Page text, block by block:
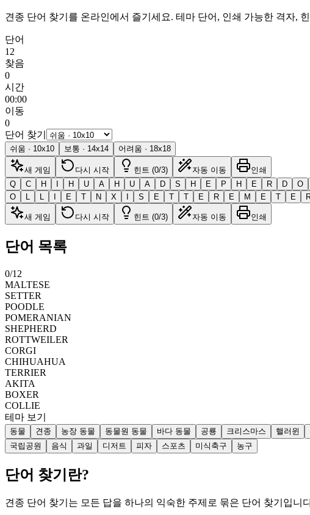
견종 단어 찾기를 온라인에서 즐기세요. 테마 단어, 인쇄 가능한 격자,
단어
12
찾음
0
시간
00:00
이동
0
단어 찾기
쉬움 · 10x10 보통 · 14x14 어려움 · 18x18
새 게임 다시 시작 힌트 (0/3) 자동 이동
인쇄
Q
C H I H U A H U A D S H E P H E R D O
O
L L I E T N X I S E T T E R E M E T E
새 게임 다시 시작 힌트 (0/3) 자동 이동 인쇄
단어 목록
0/12
MALTESE
SETTER
POODLE
POMERANIAN
SHEPHERD
ROTTWEILER
CORGI
CHIHUAHUA
TERRIER
AKITA
BOXER
COLLIE
테마 보기
동물 견종 농장 동물 동물원 동물 바다 동물 공룡 크리스마스 핼러윈
국립공원
음식 과일 디저트 피자 스포츠 미식축구 농구
단어 찾기란?
견종 단어 찾기는 모든 답을 하나의 익숙한 주제로 묶은 단어 찾기입